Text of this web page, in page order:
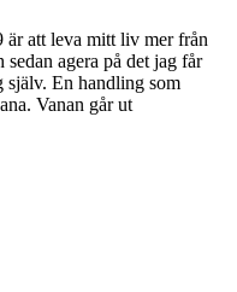
att leva mitt liv mer från
agera på det jag får
själv. En handling som
Vanan går ut